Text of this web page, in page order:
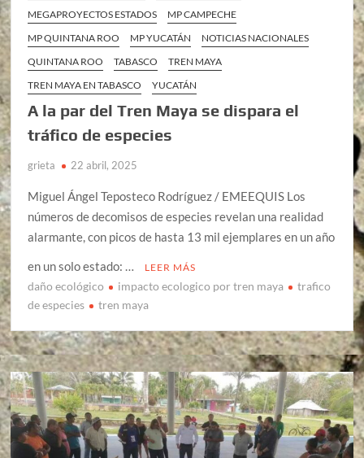
MEGAPROYECTOS ESTADOS
MP CAMPECHE
MP QUINTANA ROO
MP YUCATÁN
NOTICIAS NACIONALES
QUINTANA ROO
TABASCO
TREN MAYA
TREN MAYA EN TABASCO
YUCATÁN
A la par del Tren Maya se dispara el
tráfico de especies
grieta 22 abril, 2025
Miguel Ángel Teposteco Rodríguez / EMEEQUIS Los
números de decomisos de especies revelan una realidad
alarmante, con picos de hasta 13 mil ejemplares en un año
en un solo estado: …
LEER MÁS
daño ecológico impacto ecologico por tren maya
trafico
de especies
tren maya